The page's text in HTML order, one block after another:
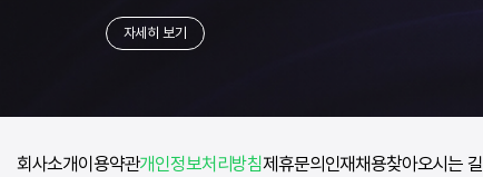
자세히 보기
회사소개이용약관개인정보처리방침제휴문의 인재채용찾아오시는 길